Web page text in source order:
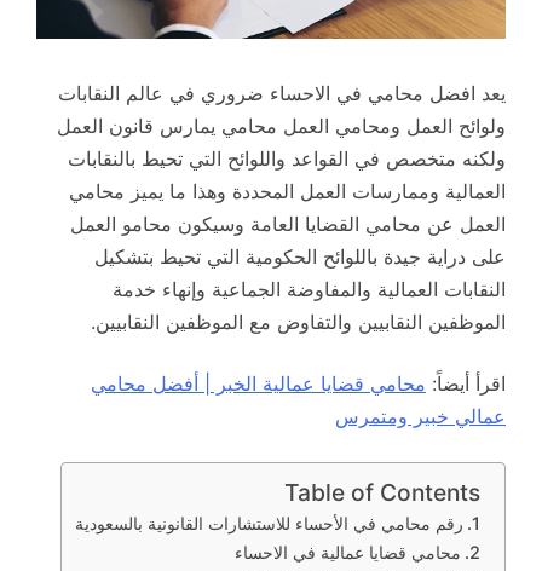
يعد افضل محامي في الاحساء ضروري في عالم النقابات
ولوائح العمل ومحامي العمل محامي يمارس قانون العمل
ولكنه متخصص في القواعد واللوائح التي تحيط بالنقابات
العمالية وممارسات العمل المحددة وهذا ما يميز محامي
العمل عن محامي القضايا العامة وسيكون محامو العمل
على دراية جيدة باللوائح الحكومية التي تحيط بتشكيل
النقابات العمالية والمفاوضة الجماعية وإنهاء خدمة
الموظفين النقابيين والتفاوض مع الموظفين النقابيين.
اقرأ أيضاً: محامي قضايا عمالية الخبر | أفضل محامي
عمالي خبير ومتمرس
Table of Contents
رقم محامي في الأحساء للاستشارات القانونية بالسعودية
محامي قضايا عمالية في الاحساء